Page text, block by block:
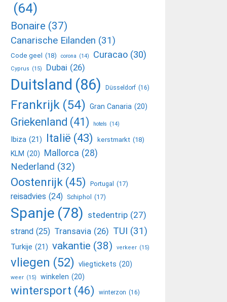
(64)
Bonaire (37)
Canarische Eilanden (31)
Code geel (18) corona (14) Curacao (30)
Cyprus (15) Dubai (26)
Duitsland (86) Düsseldorf (16)
Frankrijk (54) Gran Canaria (20)
Griekenland (41) hotels (14)
Ibiza (21) Italië (43) kerstmarkt (18)
KLM (20) Mallorca (28)
Nederland (32)
Oostenrijk (45) Portugal (17)
reisadvies (24) Schiphol (17)
Spanje (78) stedentrip (27)
strand (25) Transavia (26) TUI (31)
Turkije (21) vakantie (38) verkeer (15)
vliegen (52) vliegtickets (20)
weer (15) winkelen (20)
wintersport (46) winterzon (16)